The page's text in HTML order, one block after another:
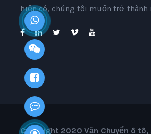
hiện có, chúng tôi muốn trở
Copyright 2020 Vận Chuyển ô tô,